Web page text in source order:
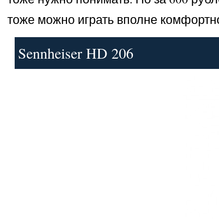
тоже можно играть вполне
Sennheiser HD 206